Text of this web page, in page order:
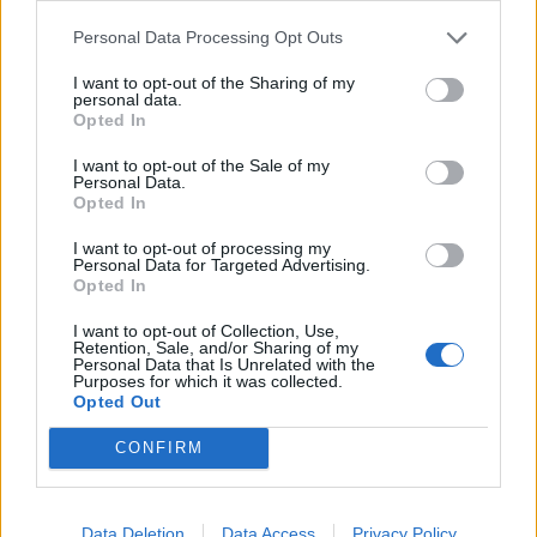
Personal Data Processing Opt Outs
I want to opt-out of the Sharing of my
personal data.
Opted In
I want to opt-out of the Sale of my
Personal Data.
Opted In
I want to opt-out of processing my
Personal Data for Targeted Advertising.
Opted In
I want to opt-out of Collection, Use,
Retention, Sale, and/or Sharing of my
Personal Data that Is Unrelated with the
Purposes for which it was collected.
Opted Out
CONFIRM
Data Deletion Data Access Privacy Policy
THINK
Naseem Rangwala, η
ΝΈΛΗ ΣΤΑΘΑΚΊΔΟΥ
αστροναύτες που έκαναν
βόλτα στο διάστημα και
έγραψαν ιστορία